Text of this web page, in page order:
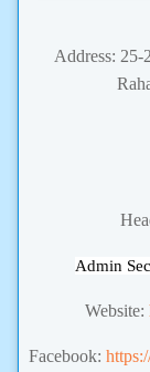
Address:
Admin
Website:
Facebook: